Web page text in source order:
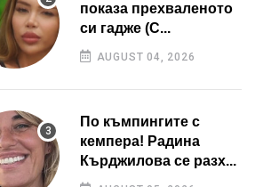
показа прехваленото
си гадже (С...
AUGUST 04, 2026
По къмпингите с
кемпера! Радина
Кърджилова се разх...